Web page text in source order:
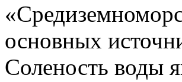
основных
Соленость воды